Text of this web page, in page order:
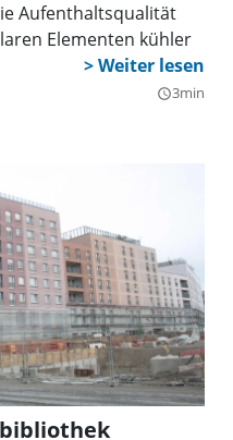
Aufenthaltsqualität
Elementen kühler
query_builder3min